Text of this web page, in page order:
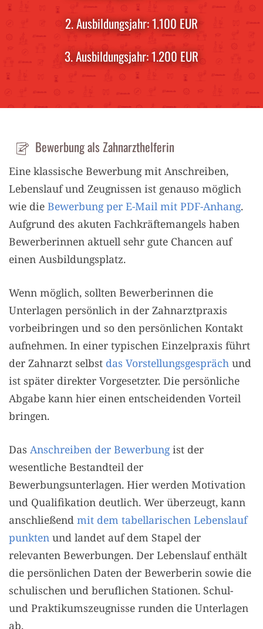
2. Ausbildungsjahr: 1.100 EUR
3. Ausbildungsjahr: 1.200 EUR
Bewerbung als Zahnarzthelferin
Eine klassische Bewerbung mit Anschreiben,
Lebenslauf und Zeugnissen ist genauso möglich
wie die Bewerbung per E-Mail mit PDF-Anhang.
Aufgrund des akuten Fachkräftemangels haben
Bewerberinnen aktuell sehr gute Chancen auf
einen Ausbildungsplatz.
Wenn möglich, sollten Bewerberinnen die
Unterlagen persönlich in der Zahnarztpraxis
vorbeibringen und so den persönlichen Kontakt
aufnehmen. In einer typischen Einzelpraxis führt
der Zahnarzt selbst das Vorstellungsgespräch und
ist später direkter Vorgesetzter. Die persönliche
Abgabe kann hier einen entscheidenden Vorteil
bringen.
Das Anschreiben der Bewerbung ist der
wesentliche Bestandteil der
Bewerbungsunterlagen. Hier werden Motivation
und Qualifikation deutlich. Wer überzeugt, kann
anschließend mit dem tabellarischen Lebenslauf
punkten und landet auf dem Stapel der
relevanten Bewerbungen. Der Lebenslauf enthält
die persönlichen Daten der Bewerberin sowie die
schulischen und beruflichen Stationen. Schul-
und Praktikumszeugnisse runden die Unterlagen
ab.